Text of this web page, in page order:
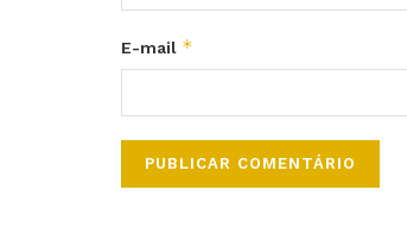
E-mail *